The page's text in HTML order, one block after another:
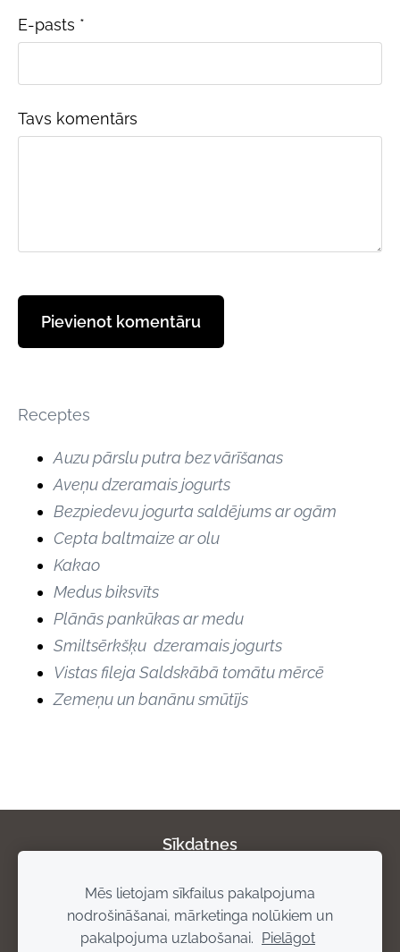
Receptes
Auzu pārslu putra bez vārīšanas
Aveņu dzeramais jogurts
Bezpiedevu jogurta saldējums ar ogām
Cepta baltmaize ar olu
Kakao
Medus biksvīts
Plānās pankūkas ar medu
Smiltsērkšķu dzeramais jogurts
Vistas fileja Saldskābā tomātu mērcē
Zemeņu un banānu smūtījs
E-pasts *
Tavs komentārs
Sīkdatnes
Par mums Privātuma politika Atgriešanas
noteikumi
Piegādes noteikumi Rekvizīti
Mēs lietojam sīkfailus pakalpojuma
nodrošināšanai, mārketinga nolūkiem un
pakalpojuma uzlabošanai. Pielāgot